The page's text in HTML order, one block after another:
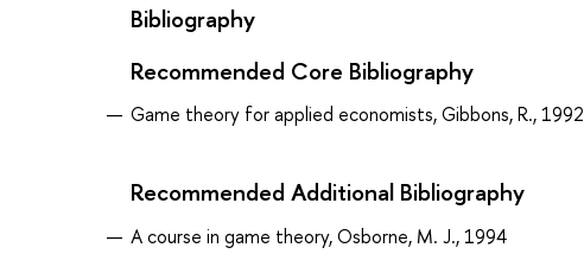
Bibliography
Recommended Core Bibliography
Game theory for applied economists, Gibbons, R., 1992
Recommended Additional Bibliography
A course in game theory, Osborne, M. J., 1994